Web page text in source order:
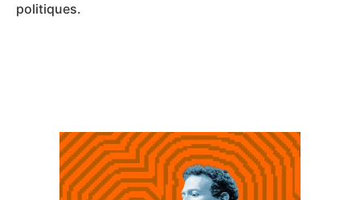
politiques.